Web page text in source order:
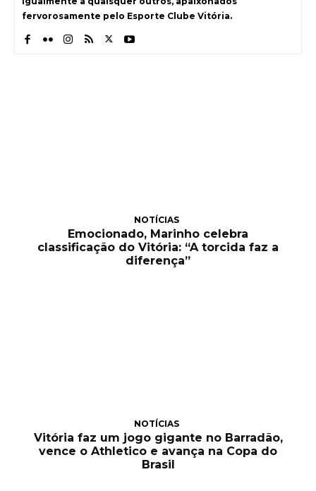
fervorosamente pelo Esporte Clube Vitória.
NOTÍCIAS
Emocionado, Marinho celebra
classificação do Vitória: “A torcida faz a
diferença”
NOTÍCIAS
Vitória faz um jogo gigante no Barradão,
vence o Athletico e avança na Copa do
Brasil